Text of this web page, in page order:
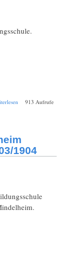
über Schul-
913 Aufrufe
1904